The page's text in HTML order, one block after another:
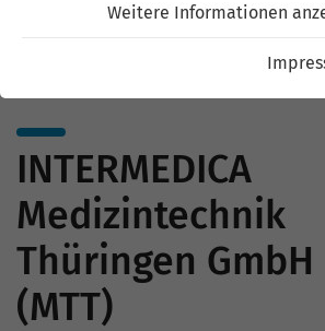
Weitere Informationen
INTERMEDICA
Medizintechnik
Thüringen GmbH
(MTT)